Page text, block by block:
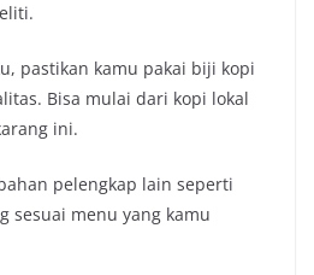
pastikan kamu pakai biji kopi
Bisa mulai dari kopi lokal
ini.
pelengkap lain seperti
sesuai menu yang kamu